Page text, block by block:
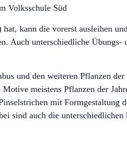
Volksschule Süd
kann die vorerst ausleihen
Auch unterschiedliche Übungs-
und den weiteren Pflanzen
meistens Pflanzen der
mit Formgestaltung
sind auch die